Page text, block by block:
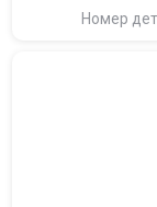
Номер